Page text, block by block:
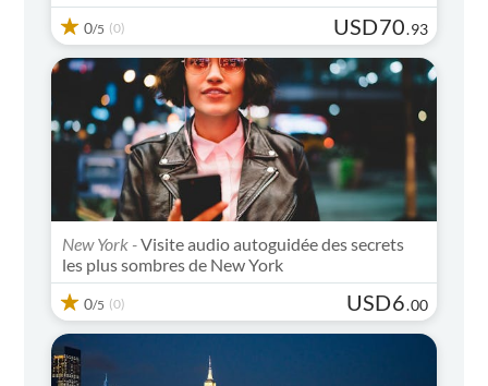
0/5 (0) USD70.93
New York -Visite audio autoguidée des secrets
les plus sombres de New York
0/5 (0) USD6.00